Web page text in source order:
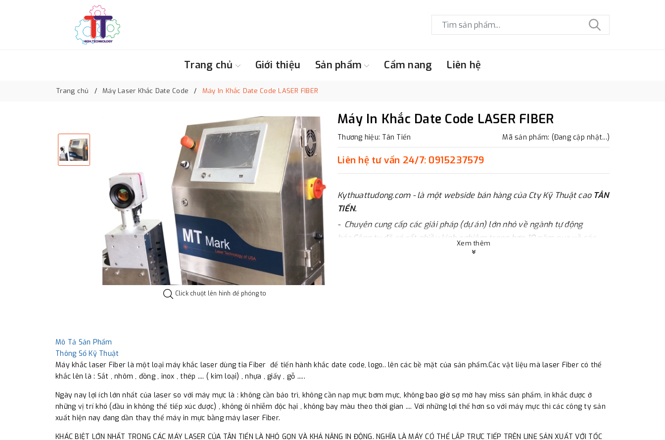
Trang chủ Giới thiệu Sản phẩm Cẩm nang Liên hệ
Trang chủ Máy Laser Khắc Date Code Máy In Khắc Date Code LASER FIBER
Click chuột lên hình để phóng to
Máy In Khắc Date Code LASER FIBER
Thương hiệu: Tân Tiến Mã sản phẩm: (Đang cập nhật...)
Liên hệ tư vấn 24/7: 0915237579
Kythuattudong.com - là một webside bán hàng của Cty Kỹ Thuật cao TÂN
TIẾN.
- Chuyên cung cấp các giải pháp (dự án) lớn nhỏ về ngành tự động
hóa.Công ty đã có rất nhiều kinh nghiệm trong hơn 10 năm qua về các
lĩnh vực trong ngành tự động hóa như : vision camera ( máy ảnh công
đặt và cài đặt.Điều này sẽ giúp các công ty giảm chi phí rất nhiều.
Địa chỉ: 51/2 Trường Chinh, Phường 12, Q.Tân Bình , Hồ Chí Minh , Việt Nam.
Xem thêm
Mô Tả Sản Phẩm
Thông Số Kỹ Thuật
Máy khắc laser Fiber là một loại máy khắc laser dùng tia Fiber để tiến hành khắc date code, logo.. lên các bề mặt của sản phẩm.Các vật liệu mà laser Fiber có thể
khắc lên là : Sắt , nhôm , đồng , inox , thép .... ( kim loại) , nhựa , giấy , gỗ .....
Ngày nay lợi ích lớn nhất của laser so với máy mực là : không cần bảo trì, không cần nạp mực bơm mực, không bao giờ sợ mờ hay miss sản phẩm, in khắc được ở
những vị trí khó (đầu in không thể tiếp xúc được) , không ôi nhiễm độc hại , không bay màu theo thời gian .... Với những lợi thế hơn so với máy mực thì các công ty sản
xuất hiện nay đang dần thay thế máy in mực bằng máy laser Fiber.
KHÁC BIỆT LỚN NHẤT TRONG CÁC MÁY LASER CỦA TÂN TIẾN LÀ NHỎ GỌN VÀ KHẢ NĂNG IN ĐỘNG. NGHĨA LÀ MÁY CÓ THỂ LẮP TRỰC TIẾP TRÊN LINE SẢN XUẤT VỚI TỐC